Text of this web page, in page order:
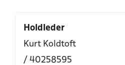
Holdleder
Kurt Koldtoft
/ 40258595